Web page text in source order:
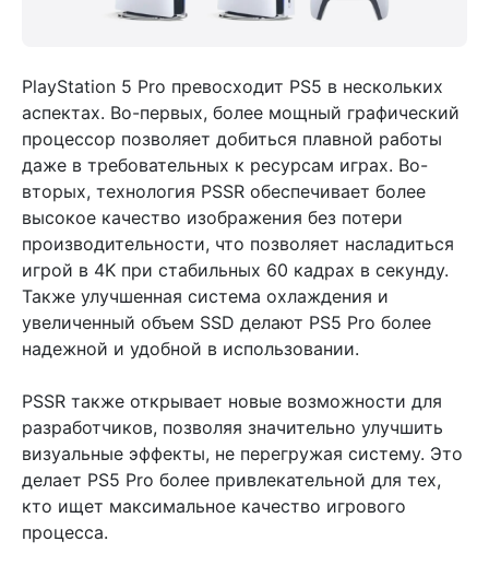
PlayStation 5 Pro превосходит PS5 в нескольких
аспектах. Во-первых, более мощный графический
процессор позволяет добиться плавной работы
даже в требовательных к ресурсам играх. Во-
вторых, технология PSSR обеспечивает более
высокое качество изображения без потери
производительности, что позволяет насладиться
игрой в 4K при стабильных 60 кадрах в секунду.
Также улучшенная система охлаждения и
увеличенный объем SSD делают PS5 Pro более
надежной и удобной в использовании.
PSSR также открывает новые возможности для
разработчиков, позволяя значительно улучшить
визуальные эффекты, не перегружая систему. Это
делает PS5 Pro более привлекательной для тех,
кто ищет максимальное качество игрового
процесса.